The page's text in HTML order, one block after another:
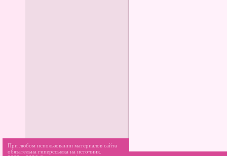
При любом использовании материалов сайта
обязательна гиперссылка на источник.